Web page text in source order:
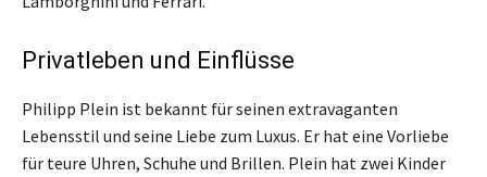
Privatleben und Einflüsse
Philipp Plein ist bekannt für seinen extravaganten
Lebensstil und seine Liebe zum Luxus. Er hat eine Vorliebe
für teure Uhren, Schuhe und Brillen. Plein hat zwei Kinder